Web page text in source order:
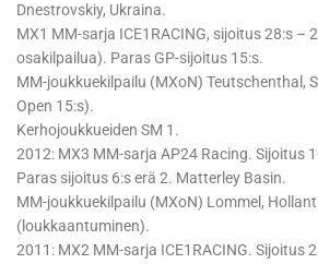
Dnestrovskiy, Ukraina.
MX1 MM-sarja ICE1RACING, sijoitus 28:s –
osakilpailua). Paras GP-sijoitus 15:s.
MM-joukkuekilpailu (MXoN) Teutschenthal,
Open 15:s).
Kerhojoukkueiden SM 1.
2012: MX3 MM-sarja AP24 Racing. Sijoitus
Paras sijoitus 6:s erä 2. Matterley Basin.
MM-joukkuekilpailu (MXoN) Lommel,
(loukkaantuminen).
2011: MX2 MM-sarja ICE1RACING. Sijoitus